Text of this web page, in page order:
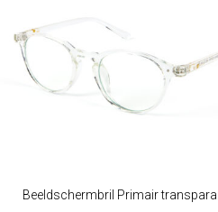
LEES VERDER
Beeldschermbril Primair